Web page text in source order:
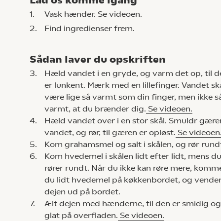
1. Vask hænder. Se videoen.
2.
Find ingredienser frem.
Sådan laver du opskriften
3.
Hæld vandet i en gryde, og varm det op, til
er lunkent. Mærk med en lillefinger. Vandet
være lige så varmt som din finger, men ikke
varmt, at du brænder dig. Se videoen.
4.
Hæld vandet over i en stor skål. Smuldr
vandet, og rør, til gæren er opløst. Se videoen.
5.
Kom grahamsmel og salt i skålen, og rør
6.
Kom hvedemel i skålen lidt efter lidt, mens du
rører rundt. Når du ikke kan røre mere,
du lidt hvedemel på køkkenbordet, og
dejen ud på bordet.
7.
Ælt dejen med hænderne, til den er smidig og
glat på overfladen. Se videoen.